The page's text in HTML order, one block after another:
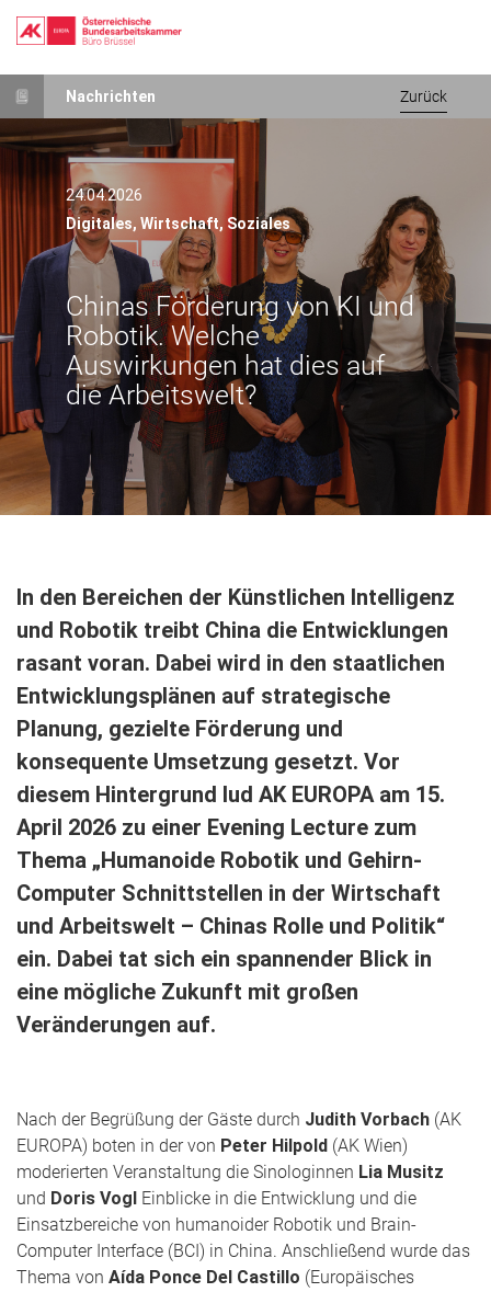
Direkt
zum
Nachrichten Zurück
24.04.2026
Digitales, Wirtschaft, Soziales
Chinas Förderung von KI und
Robotik. Welche
Auswirkungen hat dies auf
die Arbeitswelt?
In den Bereichen der Künstlichen Intelligenz
und Robotik treibt China die Entwicklungen
rasant voran. Dabei wird in den staatlichen
Entwicklungsplänen auf strategische
Planung, gezielte Förderung und
konsequente Umsetzung gesetzt. Vor
diesem Hintergrund lud AK EUROPA am 15.
April 2026 zu einer Evening Lecture zum
Thema „Humanoide Robotik und Gehirn-
Computer Schnittstellen in der Wirtschaft
und Arbeitswelt – Chinas Rolle und Politik“
ein. Dabei tat sich ein spannender Blick in
eine mögliche Zukunft mit großen
Veränderungen auf.
Nach der Begrüßung der Gäste durch Judith Vorbach (AK
EUROPA) boten in der von Peter Hilpold (AK Wien)
moderierten Veranstaltung die Sinologinnen Lia Musitz
und Doris Vogl Einblicke in die Entwicklung und die
Einsatzbereiche von humanoider Robotik und Brain-
Computer Interface (BCI) in China. Anschließend wurde das
Thema von Aída Ponce Del Castillo (Europäisches